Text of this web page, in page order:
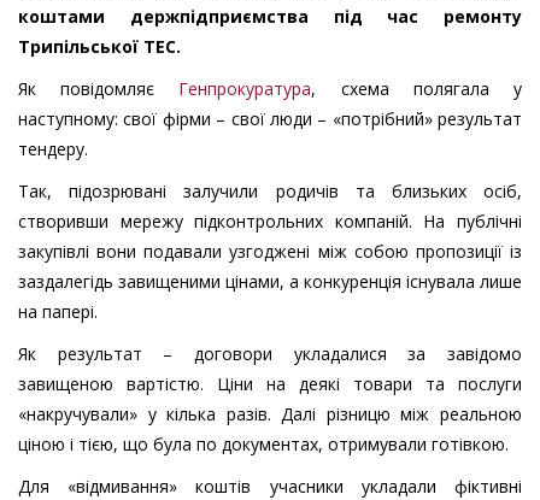
коштами держпідприємства під час ремонту
Трипільської ТЕС.
Як повідомляє Генпрокуратура, схема полягала у
наступному: свої фірми – свої люди – «потрібний» результат
тендеру.
Так, підозрювані залучили родичів та близьких осіб,
створивши мережу підконтрольних компаній. На публічні
закупівлі вони подавали узгоджені між собою пропозиції із
заздалегідь завищеними цінами, а конкуренція існувала лише
на папері.
Як результат – договори укладалися за завідомо
завищеною вартістю. Ціни на деякі товари та послуги
«накручували» у кілька разів. Далі різницю між реальною
ціною і тією, що була по документах, отримували готівкою.
Для «відмивання» коштів учасники укладали фіктивні